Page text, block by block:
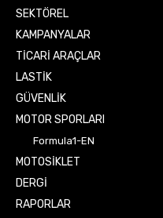
SEKTÖREL
KAMPANYALAR
TİCARİ ARAÇLAR
LASTİK
GÜVENLİK
MOTOR SPORLARI
Formula1-EN
MOTOSİKLET
DERGİ
RAPORLAR